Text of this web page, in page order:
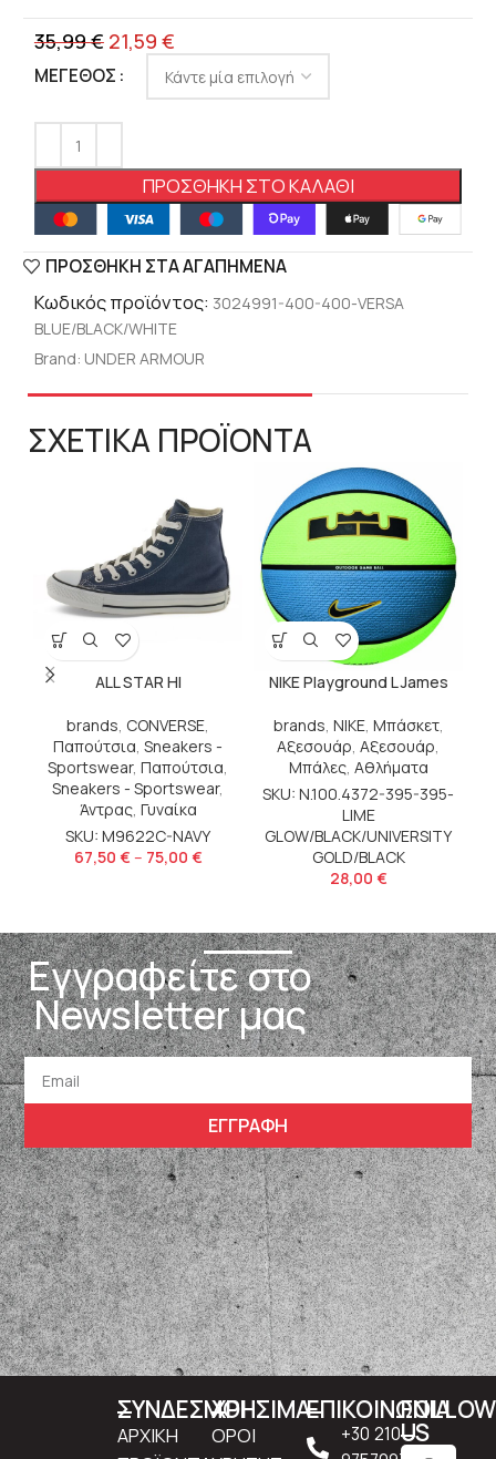
35,99€ 21,59 €
ΜΈΓΕΘΟΣ
ΠΡΟΣΘΉΚΗ ΣΤΟ ΚΑΛΆΘΙ
ΠΡΟΣΘΉΚΗ ΣΤΑ ΑΓΑΠΗΜΈΝΑ
Κωδικός προϊόντος: 3024991-400-400-VERSA
BLUE/BLACK/WHITE
Brand: UNDER ARMOUR
ΣΧΕΤΙΚΑ ΠΡΟΪΟΝΤΑ
ALL STAR HI
brands, CONVERSE,
Παπούτσια, Sneakers -
Sportswear, Παπούτσια,
Sneakers - Sportswear,
Άντρας, Γυναίκα
SKU: M9622C-NAVY
67,50 € – 75,00 €
NIKE Playground L James
brands, NIKE, Μπάσκετ,
Αξεσουάρ, Αξεσουάρ,
Μπάλες, Αθλήματα
SKU: N.100.4372-395-395-
LIME
GLOW/BLACK/UNIVERSITY
GOLD/BLACK
28,00 €
Εγγραφείτε στο
Newsletter μας
ΕΓΓΡΑΦΗ
ΣΥΝΔΕΣΜΟΙ
ΑΡΧΙΚΗ
ΧΡΗΣΙΜΑ
ΟΡΟΙ
ΕΠΙΚΟΙΝΩΝΙΑ
+30 210
FOLLOW
US